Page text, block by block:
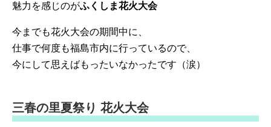
魅力を感じのがふくしま花火大会
今までも花火大会の期間中に、
仕事で何度も福島市内に行っているので、
今にして思えばもったいなかったです（涙）
三春の里夏祭り 花火大会